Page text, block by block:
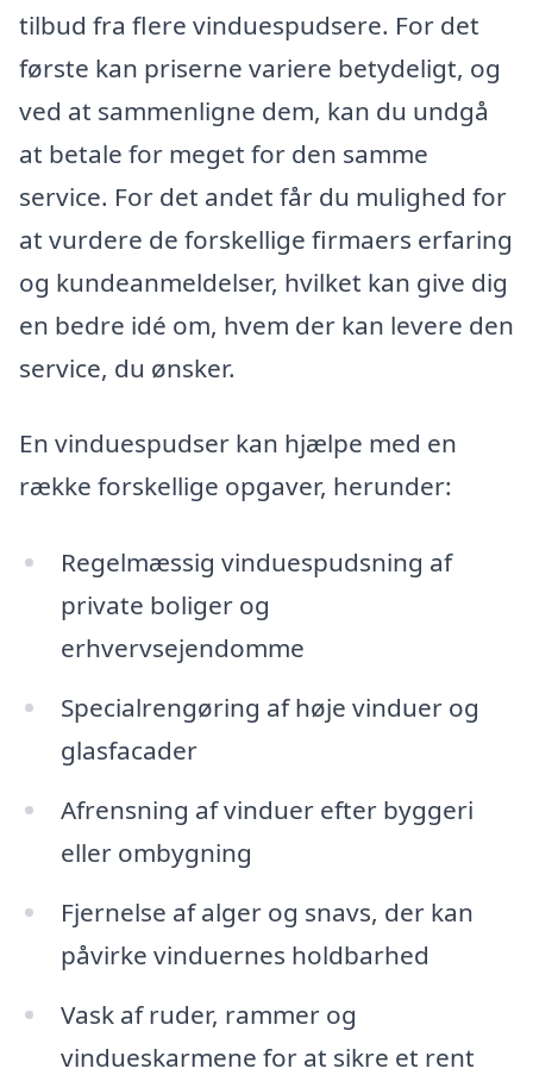
tilbud fra flere vinduespudsere. For det
første kan priserne variere betydeligt, og
ved at sammenligne dem, kan du undgå
at betale for meget for den samme
service. For det andet får du mulighed for
at vurdere de forskellige firmaers erfaring
og kundeanmeldelser, hvilket kan give dig
en bedre idé om, hvem der kan levere den
service, du ønsker.
En vinduespudser kan hjælpe med en
række forskellige opgaver, herunder:
Regelmæssig vinduespudsning af
private boliger og
erhvervsejendomme
Specialrengøring af høje vinduer og
glasfacader
Afrensning af vinduer efter byggeri
eller ombygning
Fjernelse af alger og snavs, der kan
påvirke vinduernes holdbarhed
Vask af ruder, rammer og
vindueskarmene for at sikre et rent